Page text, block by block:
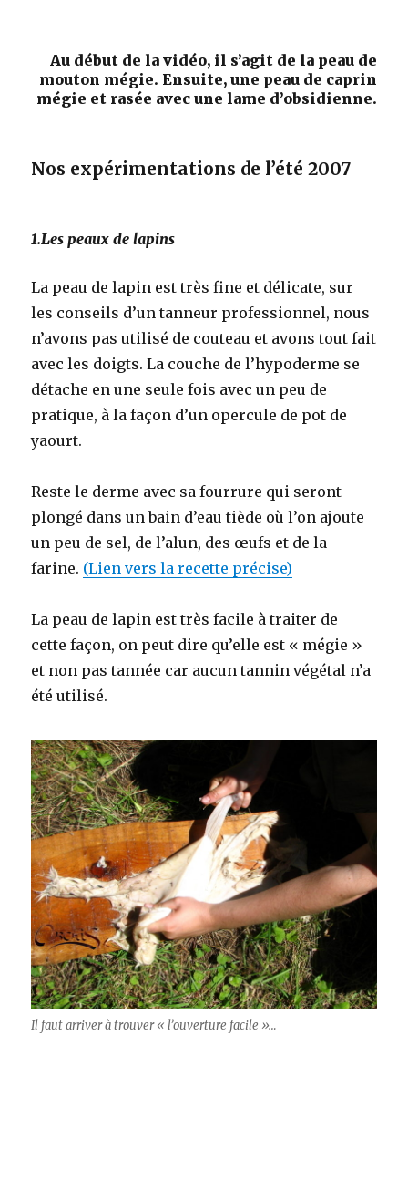
Au début de la vidéo, il s’agit de la peau de
mouton mégie. Ensuite, une peau de caprin
mégie et rasée avec une lame d’obsidienne.
Nos expérimentations de l’été 2007
1.Les peaux de lapins
La peau de lapin est très fine et délicate, sur
les conseils d’un tanneur professionnel, nous
n’avons pas utilisé de couteau et avons tout fait
avec les doigts. La couche de l’hypoderme se
détache en une seule fois avec un peu de
pratique, à la façon d’un opercule de pot de
yaourt.
Reste le derme avec sa fourrure qui seront
plongé dans un bain d’eau tiède où l’on ajoute
un peu de sel, de l’alun, des œufs et de la
farine. (Lien vers la recette précise)
La peau de lapin est très facile à traiter de
cette façon, on peut dire qu’elle est « mégie »
et non pas tannée car aucun tannin végétal n’a
été utilisé.
Il faut arriver à trouver « l’ouverture facile »…